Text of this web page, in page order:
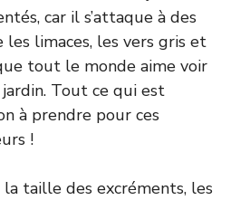
car il s’attaque à des
limaces, les vers gris et
tout le monde aime voir
Tout ce qui est
à prendre pour ces
!
la taille des excréments, les